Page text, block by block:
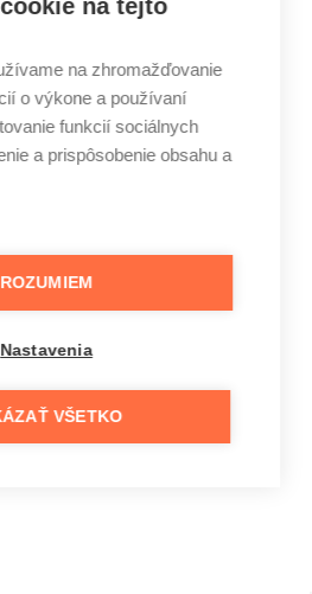
na tejto
na zhromažďovanie
o výkone a používaní
funkcií sociálnych
a prispôsobenie obsahu a
ROZUMIEM
Nastavenia
VŠETKO